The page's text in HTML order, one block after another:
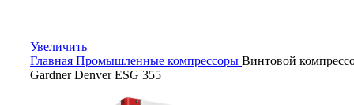
Увеличить
Главная Промышленные компрессоры Винтовой
Gardner Denver ESG 355